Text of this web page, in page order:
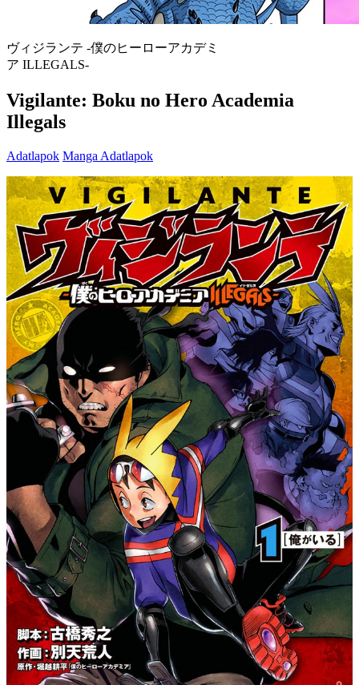
ヴィジランテ -僕のヒーローアカデミ
ア ILLEGALS-
Vigilante: Boku no Hero Academia
Illegals
Adatlapok Manga Adatlapok